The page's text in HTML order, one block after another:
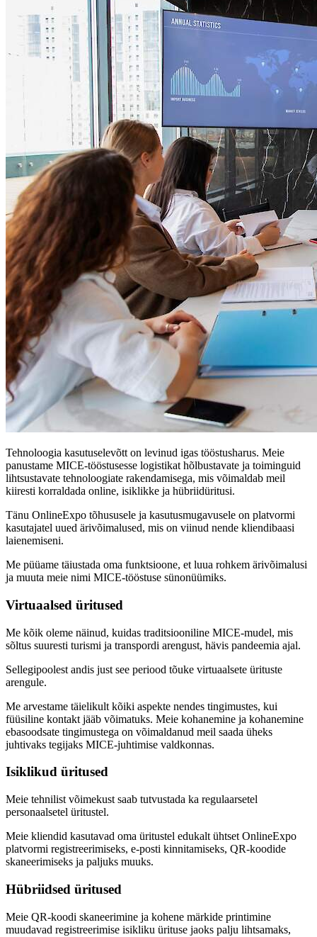
Tehnoloogia kasutuselevõtt on levinud igas tööstusharus. Meie
panustame MICE-tööstusesse logistikat hõlbustavate ja toiminguid
lihtsustavate tehnoloogiate rakendamisega, mis võimaldab meil
kiiresti korraldada online, isiklikke ja hübriidüritusi.
Tänu OnlineExpo tõhususele ja kasutusmugavusele on platvormi
kasutajatel uued ärivõimalused, mis on viinud nende kliendibaasi
laienemiseni.
Me püüame täiustada oma funktsioone, et luua rohkem ärivõimalusi
ja muuta meie nimi MICE-tööstuse sünonüümiks.
Virtuaalsed üritused
Me kõik oleme näinud, kuidas traditsiooniline MICE-mudel, mis
sõltus suuresti turismi ja transpordi arengust, hävis pandeemia ajal.
Sellegipoolest andis just see periood tõuke virtuaalsete ürituste
arengule.
Me arvestame täielikult kõiki aspekte nendes tingimustes, kui
füüsiline kontakt jääb võimatuks. Meie kohanemine ja kohanemine
ebasoodsate tingimustega on võimaldanud meil saada üheks
juhtivaks tegijaks MICE-juhtimise valdkonnas.
Isiklikud üritused
Meie tehnilist võimekust saab tutvustada ka regulaarsetel
personaalsetel üritustel.
Meie kliendid kasutavad oma üritustel edukalt ühtset OnlineExpo
platvormi registreerimiseks, e-posti kinnitamiseks, QR-koodide
skaneerimiseks ja paljuks muuks.
Hübriidsed üritused
Meie QR-koodi skaneerimine ja kohene märkide printimine
muudavad registreerimise isikliku ürituse jaoks palju lihtsamaks,